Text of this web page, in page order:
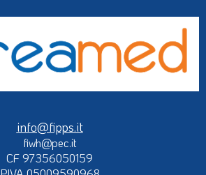
info@fipps.it
fiwh@pec.it
CF 97356050159